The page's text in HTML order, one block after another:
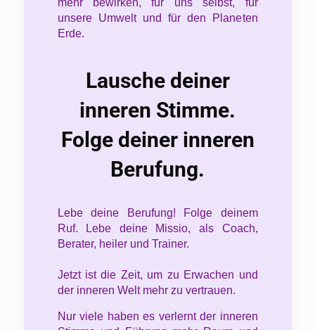
unsere Umwelt und für den Planeten
Erde.
Lausche deiner
inneren Stimme.
Folge deiner inneren
Berufung.
Lebe deine Berufung! Folge deinem
Ruf. Lebe deine Missio, als Coach,
Berater, heiler und Trainer.
Jetzt ist die Zeit, um zu Erwachen und
der inneren Welt mehr zu vertrauen.
Nur viele haben es verlernt der inneren